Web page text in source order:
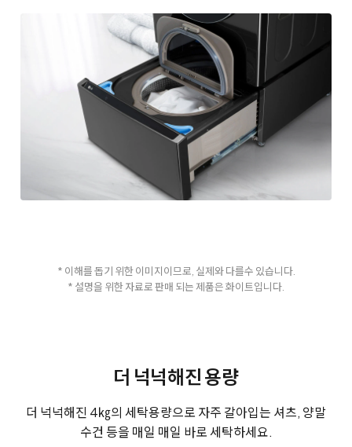
* 이해를 돕기 위한 이미지이므로, 실제와 다를수 있습니다.
* 설명을 위한 자료로 판매 되는 제품은 화이트입니다.
더 넉넉해진 용량
더 넉넉해진 4㎏의 세탁용량으로 자주 갈아입는 셔츠, 양말
수건 등을 매일 매일 바로 세탁하세요.